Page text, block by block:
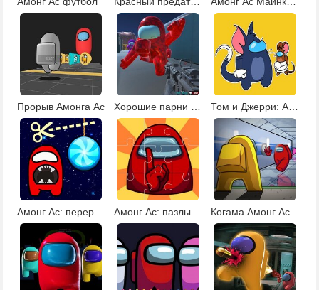
Прорыв Амонга Ас Том и Джерри: Амонг Ас
Амонг Ас: перережь веревку Амонг Ас: пазлы Когама Амонг Ас